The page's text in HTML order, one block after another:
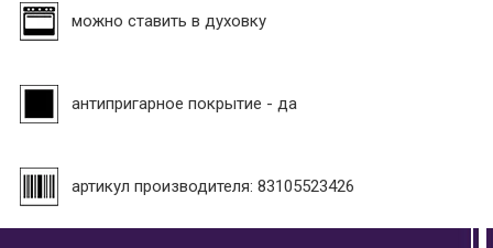
можно ставить в духовку
антипригарное покрытие - да
артикул производителя: 83105523426